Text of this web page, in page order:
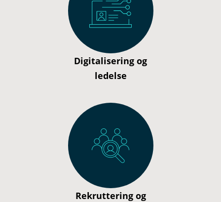
Digitalisering og
ledelse
Rekruttering og